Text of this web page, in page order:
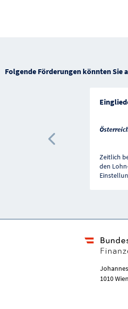
Folgende Förderungen könnten Sie
Zeitlich
den
Vorherige
1010 Wien